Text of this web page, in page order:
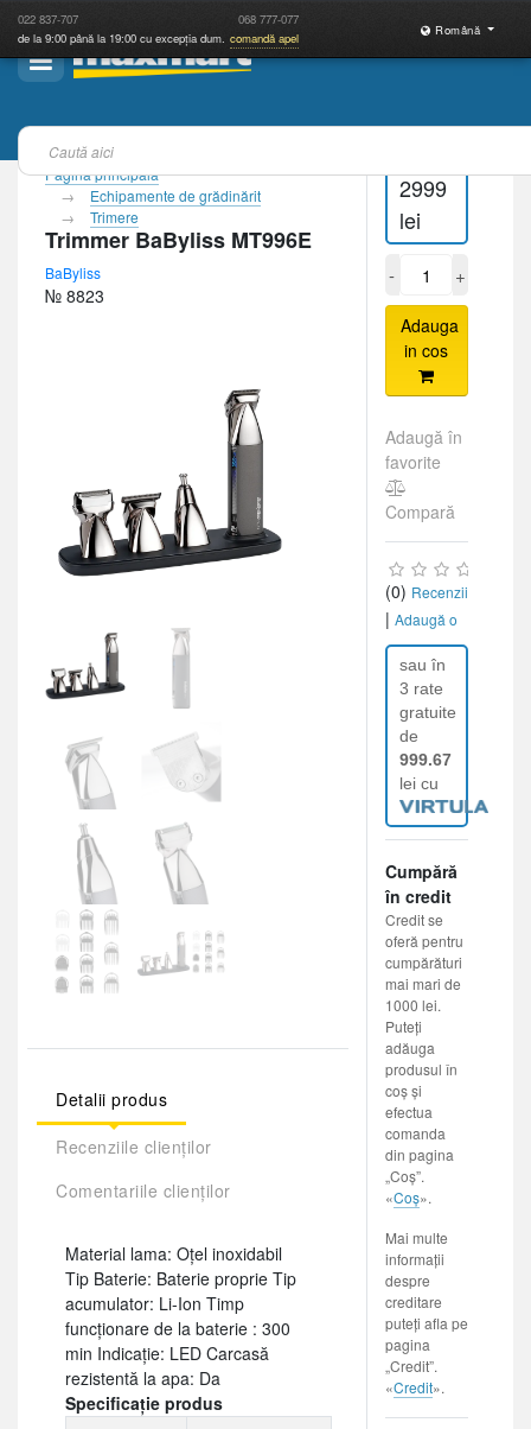
022 837-707 068 777-077
de la 9:00 până la 19:00 cu excepția dum. comandă apel
Română
Pagina principală
Echipamente de grădinărit
Trimere
Trimmer BaByliss MT996E
BaByliss
№ 8823
Detalii produs
Recenziile clienților
Comentariile clienților
Material lama: Oțel inoxidabil
Tip Baterie: Baterie proprie Tip
acumulator: Li-Ion Timp
funcționare de la baterie : 300
min Indicaţie: LED Carcasă
rezistentă la apa: Da
Specificație produs
2999
lei
- +
Adauga
in cos
Adaugă în
favorite
Compară
(0) Recenzii
| Adaugă o
recenzie
sau în
3 rate
gratuite
de
999.67
lei cu
Cumpără
în credit
Credit se
oferă pentru
cumpărături
mai mari de
1000 lei.
Puteți
adăuga
produsul în
coș și
efectua
comanda
din pagina
„Coș”.
«Coș».
Mai multe
informații
despre
creditare
puteți afla pe
pagina
„Credit”.
«Credit».